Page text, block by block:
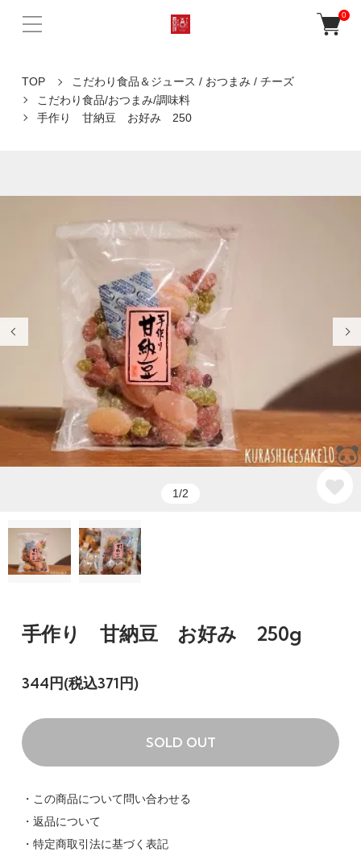
0
TOP
こだわり食品＆ジュース / おつまみ / チーズ
こだわり食品/おつまみ/調味料
手作り 甘納豆 お好み 250
1/2
手作り 甘納豆 お好み 250g
344円(税込371円)
SOLD OUT
・この商品について問い合わせる
・返品について
・特定商取引法に基づく表記